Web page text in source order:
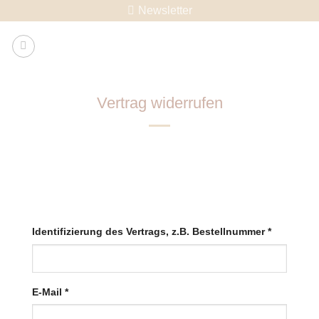
content
Newsletter
Vertrag widerrufen
Identifizierung des Vertrags, z.B. Bestellnummer*
E-Mail *